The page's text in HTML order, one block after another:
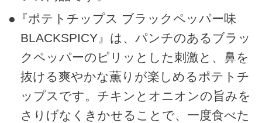
●『ポテトチップス ブラックペッパー味
BLACKSPICY』は、パンチのあるブラッ
クペッパーのピリッとした刺激と、鼻を
抜ける爽やかな薫りが楽しめるポテトチ
ップスです。チキンとオニオンの旨みを
さりげなくきかせることで、一度食べた